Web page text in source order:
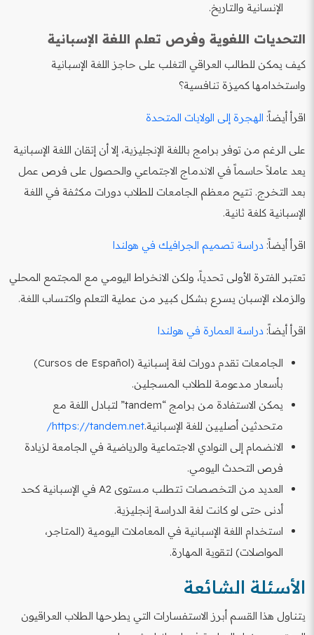
الإنسانية والتاريخ.
التحديات اللغوية وفرص تعلم اللغة الإسبانية
كيف يمكن للطالب العراقي التغلب على حاجز اللغة الإسبانية
واستخدامها كميزة تنافسية؟
اقرأ أيضاً: الهجرة إلى الولايات المتحدة
على الرغم من توفر برامج باللغة الإنجليزية، إلا أن إتقان اللغة الإسبانية
يعد عاملاً حاسماً في الاندماج الاجتماعي والحصول على فرص عمل
بعد التخرج. تتيح معظم الجامعات للطلاب دورات مكثفة في اللغة
الإسبانية كلغة ثانية.
اقرأ أيضاً: دراسة تصميم الجرافيك في هولندا
تعتبر الفترة الأولى تحدياً، ولكن الانخراط اليومي مع المجتمع المحلي
والزملاء الإسبان يسرع بشكل كبير من عملية التعلم واكتساب اللغة.
اقرأ أيضاً: دراسة العمارة في هولندا
الجامعات تقدم دورات لغة إسبانية (Cursos de Español)
بأسعار مدعومة للطلاب المسجلين.
يمكن الاستفادة من برامج “tandem” لتبادل اللغة مع
متحدثين أصليين للغة الإسبانية.https://tandem.net/
الانضمام إلى النوادي الاجتماعية والرياضية في الجامعة لزيادة
فرص التحدث اليومي.
العديد من التخصصات تتطلب مستوى A2 في الإسبانية كحد
أدنى حتى لو كانت لغة الدراسة إنجليزية.
استخدام اللغة الإسبانية في المعاملات اليومية (المتاجر،
المواصلات) لتقوية المهارة.
الأسئلة الشائعة
يتناول هذا القسم أبرز الاستفسارات التي يطرحها الطلاب العراقيون